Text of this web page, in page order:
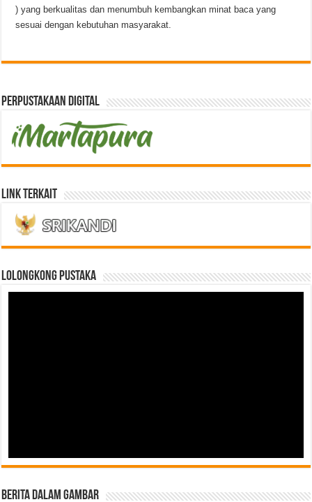
) yang berkualitas dan menumbuh kembangkan minat baca yang
sesuai dengan kebutuhan masyarakat.
Perpustakaan Digital
Link Terkait
LOLONGKONG PUSTAKA
Berita Dalam Gambar